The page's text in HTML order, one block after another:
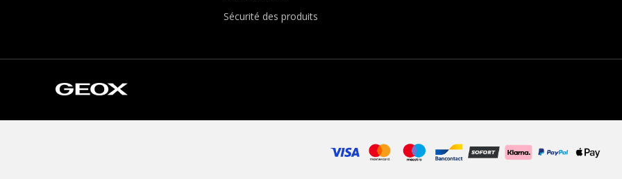
Sécurité des produits